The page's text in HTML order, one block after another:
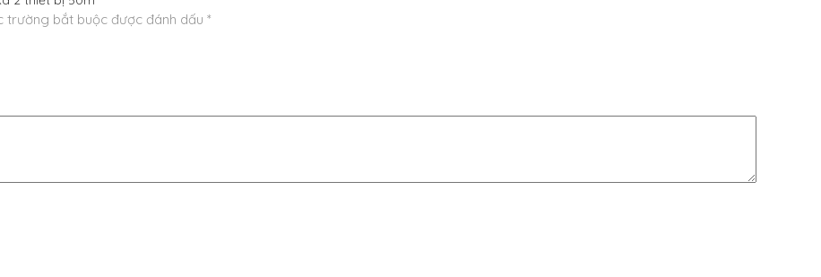
trường bắt buộc được đánh dấu *